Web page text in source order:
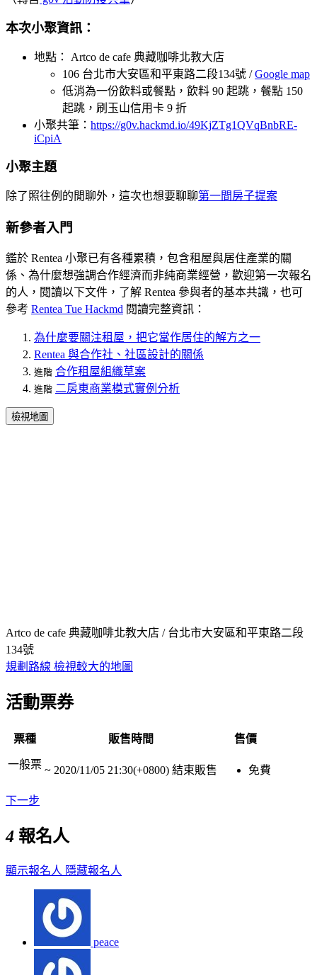
本次小聚資訊：
地點： Artco de cafe 典藏咖啡北教大店
106 台北市大安區和平東路二段134號 /Google map
低消為一份飲料或餐點，飲料 90 起跳，餐點 150
起跳，刷玉山信用卡 9 折
小聚共筆： https://g0v.hackmd.io/49KjZTg1QVqBnbRE-
iCpiA
小聚主題
除了照往例的閒聊外，這次也想要聊聊第一間房子提案
新參者入門
鑑於 Rentea 小聚已有各種累積，包含租屋與居住產業的關
係、為什麼想強調合作經濟而非純商業經營，歡迎第一次報名
的人，閱讀以下文件，了解 Rentea 參與者的基本共識，也可
參考 Rentea Tue Hackmd 閱讀完整資訊：
為什麼要關注租屋，把它當作居住的解方之一
Rentea 與合作社、社區設計的關係
進階 合作租屋組織草案
進階 二房東商業模式實例分析
檢視地圖
Artco de cafe 典藏咖啡北教大店 / 台北市大安區和平東路二段
134號
規劃路線 檢視較大的地圖
活動票券
票種 販售時間 售價
一般票 ~ 2020/11/05 21:30(+0800) 結束販售 免費
下一步
4 報名人
顯示報名人 隱藏報名人
peace